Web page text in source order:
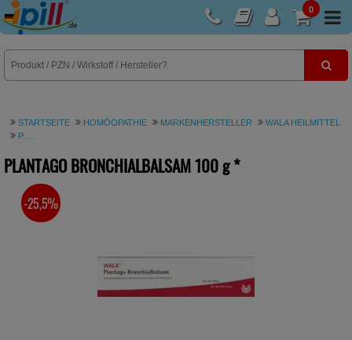
0
E-Rezept
STARTSEITE HOMÖOPATHIE MARKENHERSTELLER
WALA HEILMITTEL
P ...
PLANTAGO BRONCHIALBALSAM100 g*
SIE SPAREN
-25,5%